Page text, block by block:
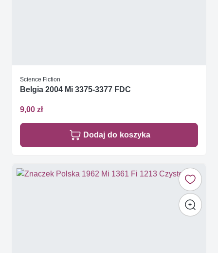
Science Fiction
Belgia 2004 Mi 3375-3377 FDC
9,00 zł
Dodaj do koszyka